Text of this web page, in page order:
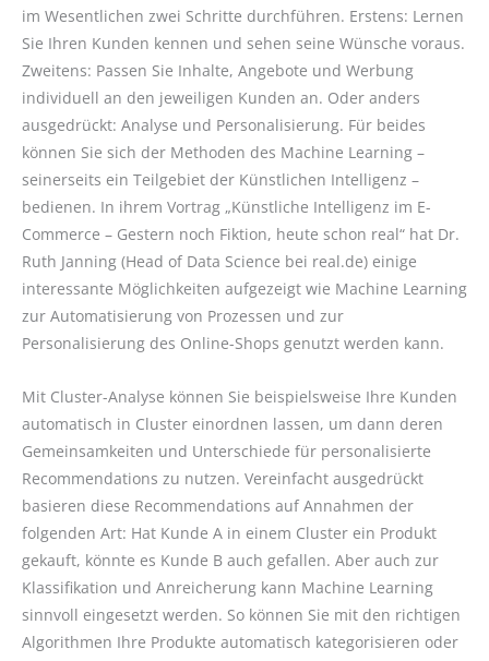
im Wesentlichen zwei Schritte durchführen. Erstens: Lernen
Sie Ihren Kunden kennen und sehen seine Wünsche voraus.
Zweitens: Passen Sie Inhalte, Angebote und Werbung
individuell an den jeweiligen Kunden an. Oder anders
ausgedrückt: Analyse und Personalisierung. Für beides
können Sie sich der Methoden des Machine Learning –
seinerseits ein Teilgebiet der Künstlichen Intelligenz –
bedienen. In ihrem Vortrag „Künstliche Intelligenz im E-
Commerce – Gestern noch Fiktion, heute schon real“ hat Dr.
Ruth Janning (Head of Data Science bei real.de) einige
interessante Möglichkeiten aufgezeigt wie Machine Learning
zur Automatisierung von Prozessen und zur
Personalisierung des Online-Shops genutzt werden kann.
Mit Cluster-Analyse können Sie beispielsweise Ihre Kunden
automatisch in Cluster einordnen lassen, um dann deren
Gemeinsamkeiten und Unterschiede für personalisierte
Recommendations zu nutzen. Vereinfacht ausgedrückt
basieren diese Recommendations auf Annahmen der
folgenden Art: Hat Kunde A in einem Cluster ein Produkt
gekauft, könnte es Kunde B auch gefallen. Aber auch zur
Klassifikation und Anreicherung kann Machine Learning
sinnvoll eingesetzt werden. So können Sie mit den richtigen
Algorithmen Ihre Produkte automatisch kategorisieren oder